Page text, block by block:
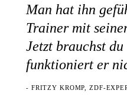
Man hat ihn
Trainer mit
Jetzt brauchst
funktioniert er
- FRITZY KROMP, ZDF-